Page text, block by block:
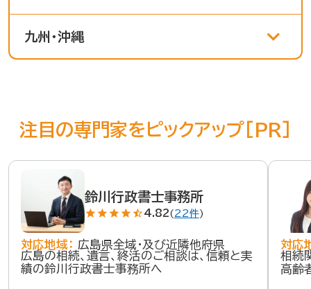
九州・沖縄
注目の専門家をピックアップ[PR]
鈴川行政書士事務所
starstarstarstarstar_half 4.82(22件)
対応地域： 広島県全域・及び近隣他府県
広島の相続、遺言、終活のご相談は、信頼と実
績の鈴川行政書士事務所へ
対応
相続
高齢